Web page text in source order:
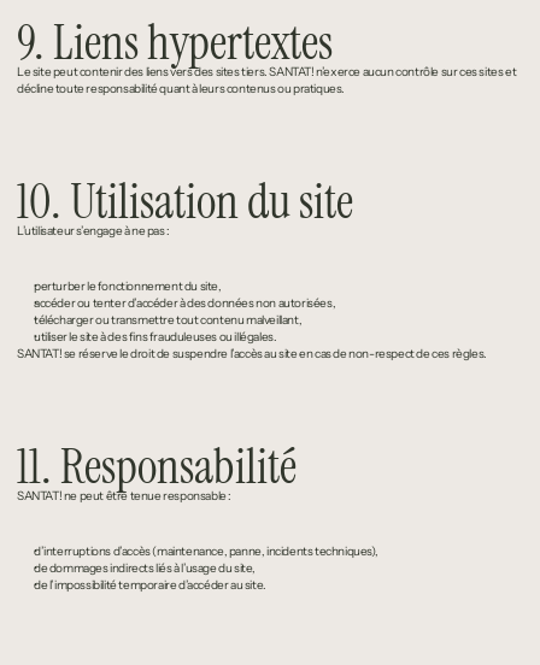
9. Liens hypertextes
Le site peut contenir des liens vers des sites tiers. SANTAT! n’exerce aucun contrôle sur ces sites et
décline toute responsabilité quant à leurs contenus ou pratiques.
10. Utilisation du site
L’utilisateur s’engage à ne pas :
perturber le fonctionnement du site,
accéder ou tenter d’accéder à des données non autorisées,
télécharger ou transmettre tout contenu malveillant,
utiliser le site à des fins frauduleuses ou illégales.
SANTAT! se réserve le droit de suspendre l’accès au site en cas de non-respect de ces règles.
11. Responsabilité
SANTAT! ne peut être tenue responsable :
d’interruptions d’accès (maintenance, panne, incidents techniques),
de dommages indirects liés à l’usage du site,
de l’impossibilité temporaire d’accéder au site.